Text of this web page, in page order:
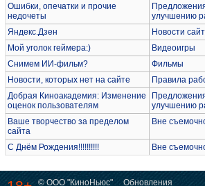
Ошибки, опечатки и прочие
недочеты
улучшению
Яндекс.Дзен Новости
Мой уголок геймера:)
Видеоигры
Снимем ИИ-фильм?
Фильмы
Новости, которых нет на сайте
Правила
Добрая Киноакадемия: Изменение
оценок пользователям
улучшению
Ваше творчество за пределом
сайта
Вне
С Днём Рождения!!!!!!!!!! Вне
© ООО "КиноНьюс" Обновления